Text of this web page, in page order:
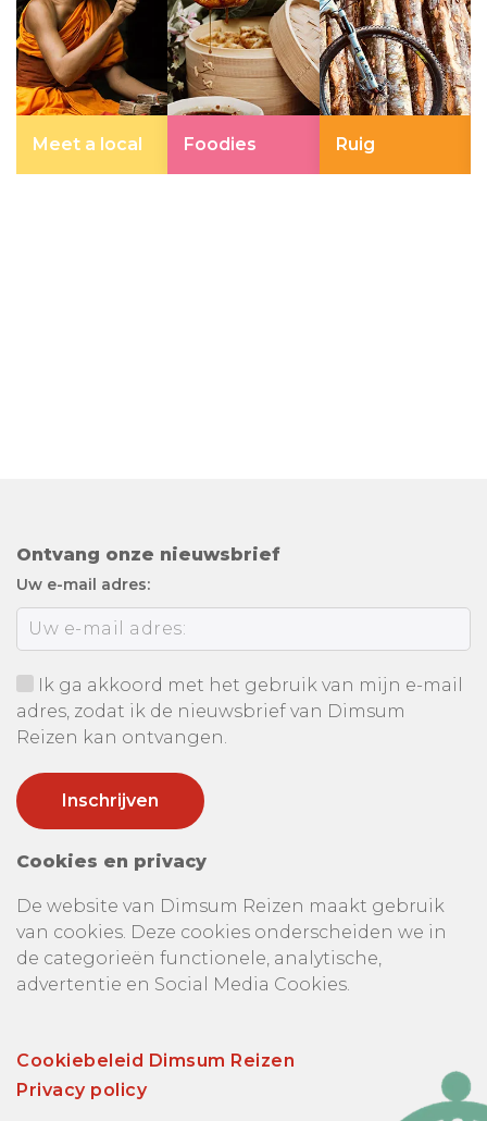
Meet a local Foodies Ruig
Ontvang onze nieuwsbrief
Uw e-mail adres:
Ik ga akkoord met het gebruik van mijn e-mail
adres, zodat ik de nieuwsbrief van Dimsum
Reizen kan ontvangen.
Cookies en privacy
De website van Dimsum Reizen maakt gebruik
van cookies. Deze cookies onderscheiden we in
de categorieën functionele, analytische,
advertentie en Social Media Cookies.
Cookiebeleid Dimsum Reizen
Privacy policy